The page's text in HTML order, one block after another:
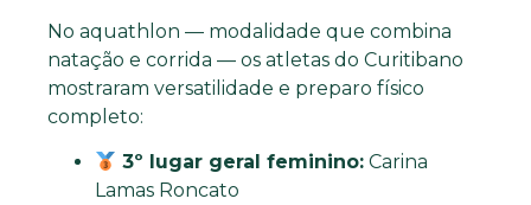
No aquathlon — modalidade que combina
natação e corrida — os atletas do Curitibano
mostraram versatilidade e preparo físico
completo:
3º lugar geral feminino: Carina
Lamas Roncato